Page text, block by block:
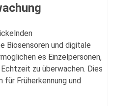
Biosensoren und digitale
es Einzelpersonen,
zu überwachen. Dies
Früherkennung und